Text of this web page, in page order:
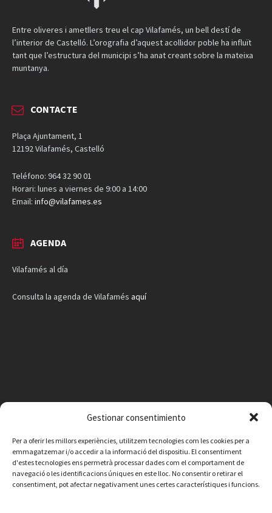
Gestionar consentimiento
Per a oferir les millors experiències, utilitzem tecnologies com les cookies per a
emmagatzemar i/o accedir a la informació del dispositiu. El consentiment
d'estes tecnologies ens permetrà processar dades com el comportament de
navegació o les identificacions úniques en este lloc. No consentir o retirar el
consentiment, pot afectar negativament unes certes característiques i funcions.
Entre oliveres i ametllers treu el cap Vilafamés, un bell destí de
l’interior de Castelló. L’orografia d’aquest acollidor poble ha influït
tant que l’estructura del municipi s’ha anat creant sobre la mateixa
muntanya.
CONTACTE
Plaça Ajuntament, 1
12192 Vilafamés, Castelló
Teléfono: 964 32 90 01
Horari: lunes a viernes de 9:00 a 14:00
Email: info@vilafames.es
AGENDA
Vilafamés al día
Consulta la agenda de Vilafamés aquí